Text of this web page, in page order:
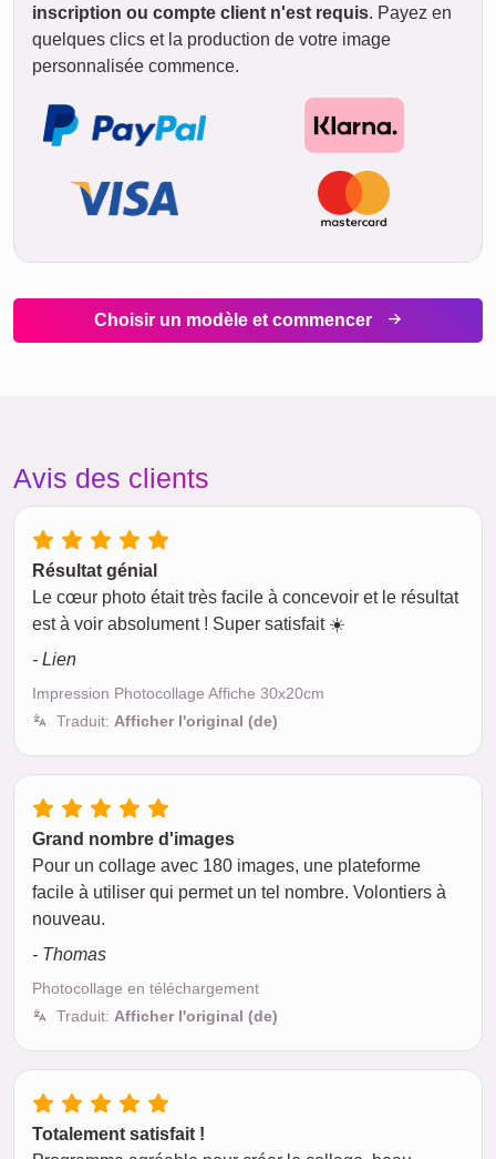
inscription ou compte client n'est requis. Payez en
quelques clics et la production de votre image
personnalisée commence.
Choisir un modèle et commencer
Avis des clients
Résultat génial
Le cœur photo était très facile à concevoir et le résultat
est à voir absolument ! Super satisfait ☀️
- Lien
Impression Photocollage Affiche 30x20cm
Traduit: Afficher l'original (de)
Grand nombre d'images
Pour un collage avec 180 images, une plateforme
facile à utiliser qui permet un tel nombre. Volontiers à
nouveau.
- Thomas
Photocollage en téléchargement
Traduit: Afficher l'original (de)
Totalement satisfait !